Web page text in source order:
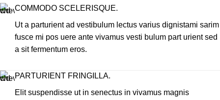
COMMODO SCELERISQUE.
Ut a parturient ad vestibulum lectus varius dignistami sarim
fusce mi pos uere ante vivamus vesti bulum part urient sed
a sit fermentum eros.
PARTURIENT FRINGILLA.
Elit suspendisse ut in senectus in vivamus magnis